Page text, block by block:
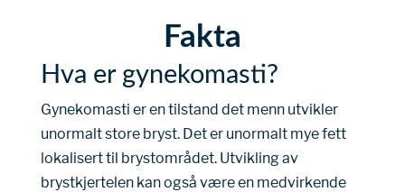
Fakta
Hva er gynekomasti?
Gynekomasti er en tilstand det menn utvikler
unormalt store bryst. Det er unormalt mye fett
lokalisert til brystområdet. Utvikling av
brystkjertelen kan også være en medvirkende